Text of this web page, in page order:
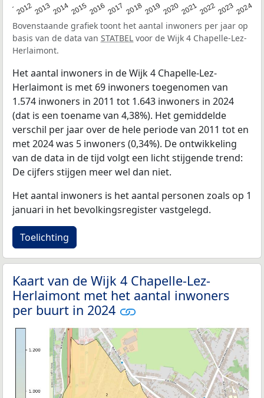
201220132014201520162017 20182019 20202021202220232024
Bovenstaande grafiek toont het aantal inwoners per jaar op
basis van de data van STATBEL voor de Wijk 4 Chapelle-Lez-
Herlaimont.
Het aantal inwoners in de Wijk 4 Chapelle-Lez-
Herlaimont is met 69 inwoners toegenomen van
1.574 inwoners in 2011 tot 1.643 inwoners in 2024
(dat is een toename van 4,38%). Het gemiddelde
verschil per jaar over de hele periode van 2011 tot en
met 2024 was 5 inwoners (0,34%). De ontwikkeling
van de data in de tijd volgt een licht stijgende trend:
De cijfers stijgen meer wel dan niet.
Het aantal inwoners is het aantal personen zoals op 1
januari in het bevolkingsregister vastgelegd.
Toelichting
Kaart van de Wijk 4 Chapelle-Lez-
Herlaimont met het aantal inwoners
per buurt in 2024